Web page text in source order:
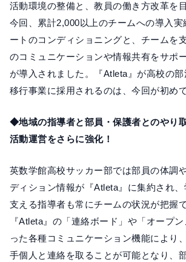
活動環境の整備と、教員の働き方改革を
今回、累計2,000以上のチームへの導入実
ートのコンディショニングと、チームを
のコミュニケーションや情報共有をサポ
が導入されました。『Atleta』が高校の
移行事業に採用されるのは、今回が初め
◆地域の指導者と部員・保護者とのやり
活動運営をさらに強化！
英数学館高校サッカー部では部員の体調
ディション情報が『Atleta』に集約され
支える指導者も常にチームの状況が把握
『Atleta』の「連絡ボード」や「オープ
った各種コミュニケーション機能により
手個人と連絡を取ることが可能となり、